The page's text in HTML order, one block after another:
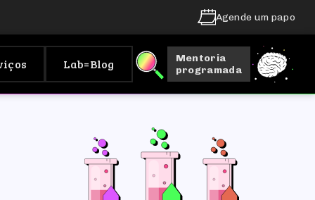
Agende um papo
Lab=Blog
Mentoria
programada